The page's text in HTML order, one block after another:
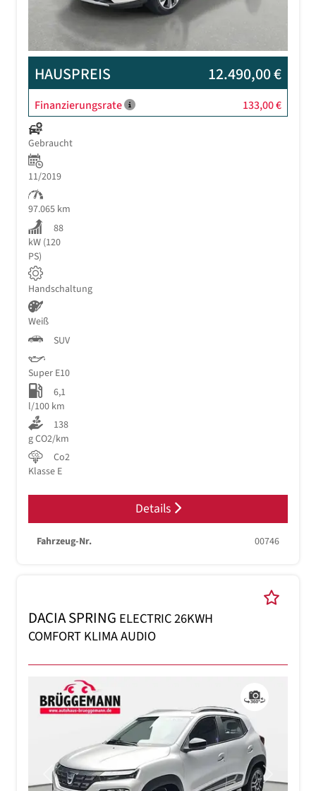
HAUSPREIS 12.490,00 €
Finanzierungsrate 133,00 €
Gebraucht
11/2019
97.065 km
88
kW (120
PS)
Handschaltung
Weiß
SUV
Super E10
6,1
l/100 km
138
g CO2/km
Co2
Klasse E
Details
Fahrzeug-Nr. 00746
DACIA SPRING ELECTRIC 26KWH
COMFORT KLIMA AUDIO
Previous Next